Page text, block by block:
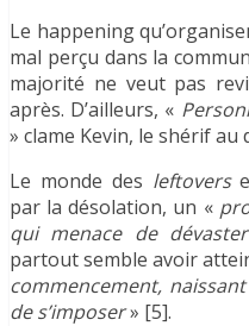
Le happening
mal perçu dans la
majorité ne veut pas
après. D’ailleurs, «
» clame Kevin, le shérif au
Le monde des leftovers
par la désolation, un «
qui menace de
partout semble avoir
commencement,
de s’imposer» [5].